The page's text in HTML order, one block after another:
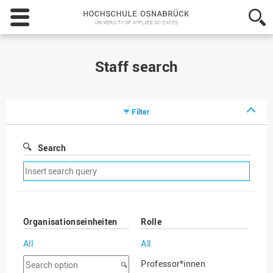
Hochschule
Osnabrück
-
Staff search
Filter
Search
Remove
search
filter
Organisationseinheiten
All
Search
Rolle
All
Professor*innen